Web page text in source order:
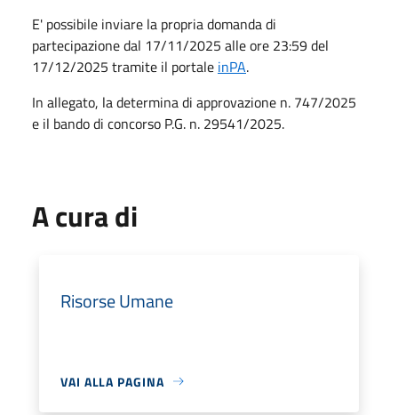
E' possibile inviare la propria domanda di
partecipazione dal 17/11/2025 alle ore 23:59 del
17/12/2025 tramite il portale inPA.
In allegato, la determina di approvazione n. 747/2025
e il bando di concorso P.G. n. 29541/2025.
A cura di
Risorse Umane
VAI ALLA PAGINA